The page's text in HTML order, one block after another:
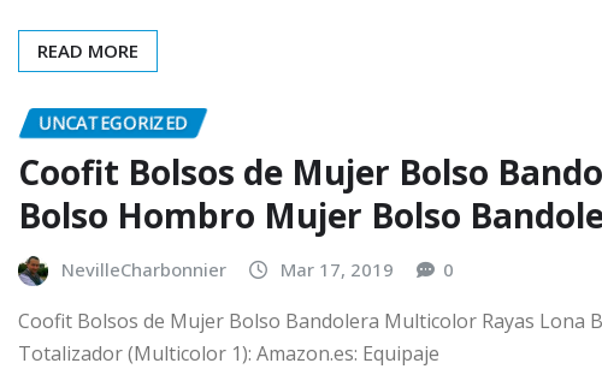
READ MORE
UNCATEGORIZED
Coofit Bolsos de Mujer Bolso
Bolso Hombro Mujer Bolso
NevilleCharbonnier Mar 17, 2019 0
Coofit Bolsos de Mujer Bolso Bandolera Multicolor Rayas Lona
Totalizador (Multicolor 1): Amazon.es: Equipaje